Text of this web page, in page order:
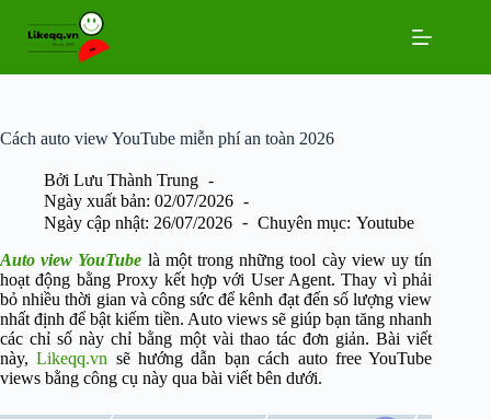
phần
Cách auto view YouTube miễn phí an toàn 2026
Bởi Lưu Thành Trung
Ngày xuất bản: 02/07/2026
Ngày cập nhật: 26/07/2026 Chuyên mục: Youtube
Auto view YouTube là một trong những tool cày view uy tín
hoạt động bằng Proxy kết hợp với User Agent. Thay vì phải
bỏ nhiều thời gian và công sức để kênh đạt đến số lượng view
nhất định để bật kiếm tiền. Auto views sẽ giúp bạn tăng nhanh
các chỉ số này chỉ bằng một vài thao tác đơn giản. Bài viết
này,Likeqq.vn sẽ hướng dẫn bạn cách auto free YouTube
views bằng công cụ này qua bài viết bên dưới.